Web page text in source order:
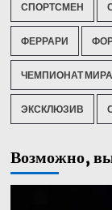
СПОРТСМЕН
ФЕРРАРИ
ЧЕМПИОНАТ МИРА
ЭКСКЛЮЗИВ
Возможно,